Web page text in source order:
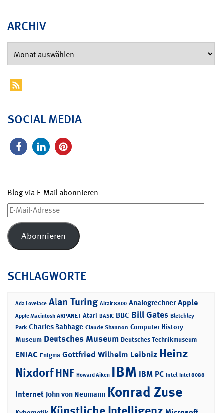
ARCHIV
SOCIAL MEDIA
Blog via E-Mail abonnieren
E-
Mail-
Adresse
Abonnieren
SCHLAGWORTE
Ada Lovelace Alan Turing Altair 8800 Analogrechner Apple
Apple Macintosh ARPANET Atari BASIC BBC Bill Gates Bletchley
Park Charles Babbage Claude Shannon Computer History
Museum Deutsches Museum Deutsches Technikmuseum
ENIAC Enigma Gottfried Wilhelm Leibniz Heinz
NixdorfHNF Howard Aiken IBM IBM PC Intel Intel 8088
Internet John von Neumann Konrad Zuse